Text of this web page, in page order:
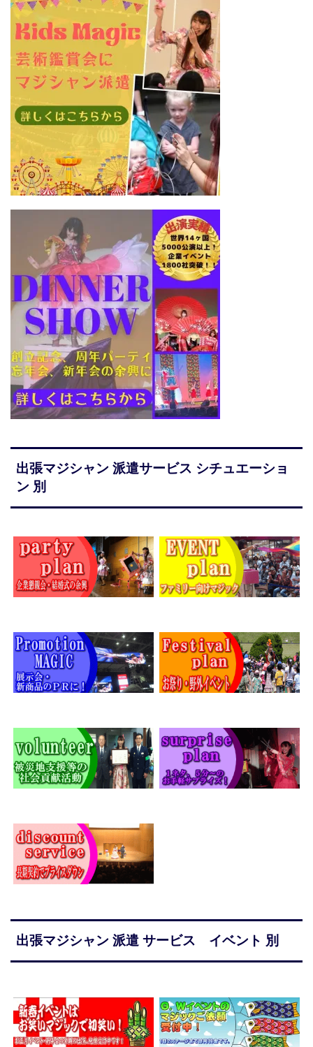
出張マジシャン 派遣サービス シチュエーショ
ン 別
出張マジシャン 派遣 サービス イベント 別